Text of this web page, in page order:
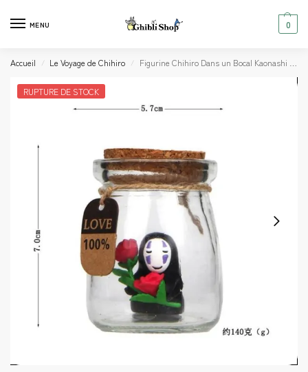
MENU 0
Accueil / Le Voyage de Chihiro / Figurine Chihiro Dans un Bocal Kaonashi avec des Roses
RUPTURE DE STOCK